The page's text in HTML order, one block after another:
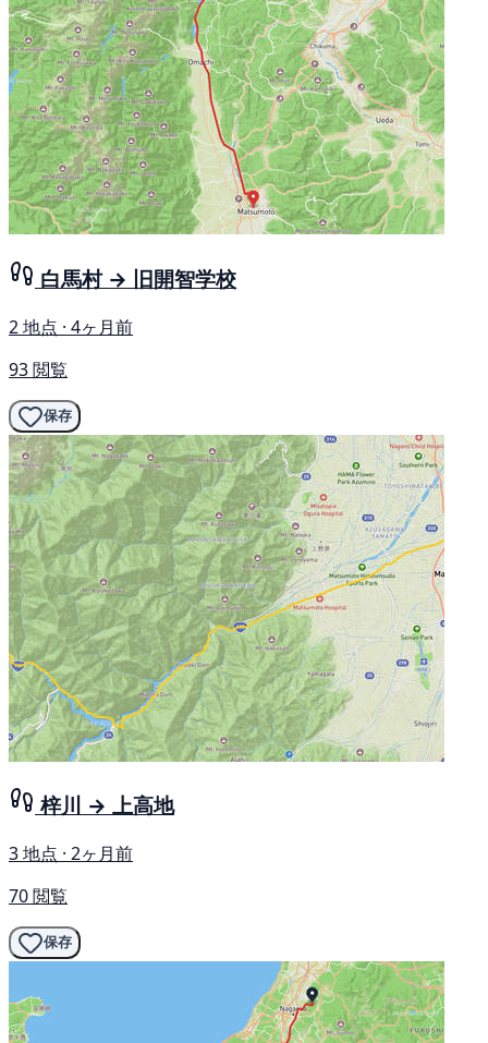
白馬村 → 旧開智学校
2 地点 · 4ヶ月前
93 閲覧
保存
梓川 → 上高地
3 地点 · 2ヶ月前
70 閲覧
保存